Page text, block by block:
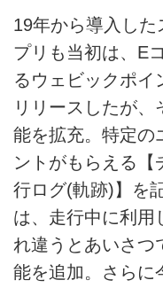
19年から導入し
プリも当初は、E
るウェビックポイ
リリースしたが
能を拡充。特定の
ントがもらえる【
行ログ(軌跡)】を
は、走行中に利用
れ違うとあいさつ
能を追加。さらに